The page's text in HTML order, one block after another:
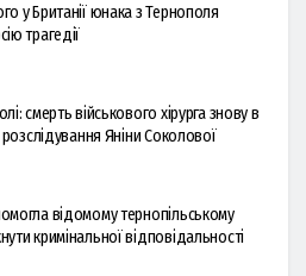
у Британії юнака з Тернополя
трагедії
смерть військового хірурга знову в
розслідування Яніни Соколової
відомому тернопільському
кримінальної відповідальності